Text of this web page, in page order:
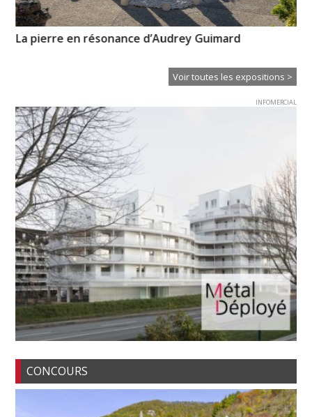
La pierre en résonance d’Audrey Guimard
Voir toutes les expositions >
INFOMERCIAL
CONCOURS